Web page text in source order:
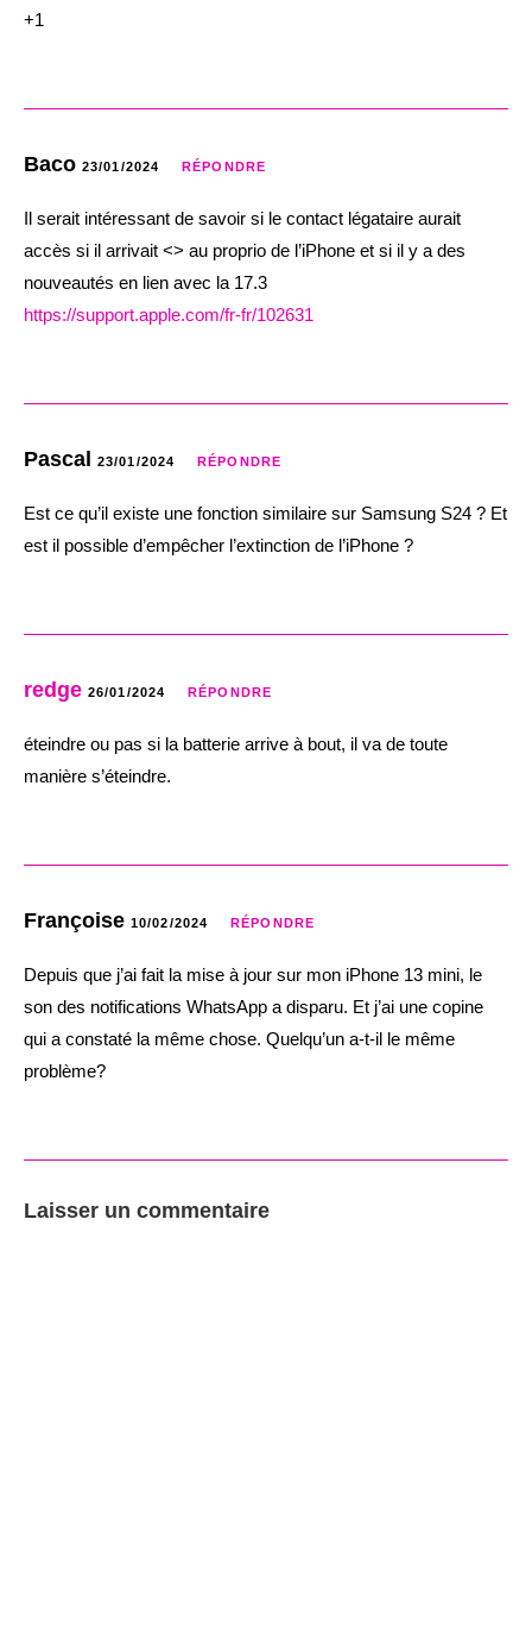
+1
Baco 23/01/2024 RÉPONDRE
Il serait intéressant de savoir si le contact légataire aurait
accès si il arrivait <> au proprio de l’iPhone et si il y a des
nouveautés en lien avec la 17.3
https://support.apple.com/fr-fr/102631
Pascal 23/01/2024 RÉPONDRE
Est ce qu’il existe une fonction similaire sur Samsung S24 ? Et
est il possible d’empêcher l’extinction de l’iPhone ?
redge 26/01/2024 RÉPONDRE
éteindre ou pas si la batterie arrive à bout, il va de toute
manière s’éteindre.
Françoise 10/02/2024 RÉPONDRE
Depuis que j’ai fait la mise à jour sur mon iPhone 13 mini, le
son des notifications WhatsApp a disparu. Et j’ai une copine
qui a constaté la même chose. Quelqu’un a-t-il le même
problème?
Laisser un commentaire